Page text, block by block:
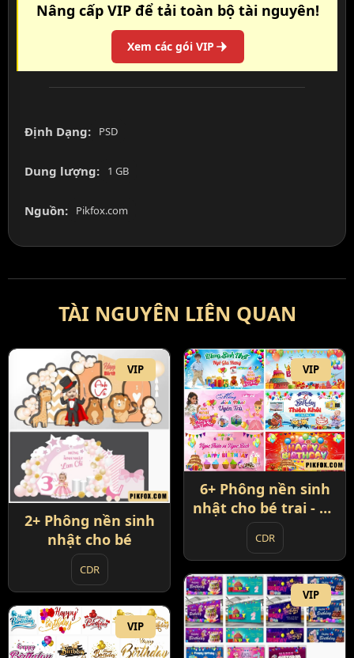
Nâng cấp VIP để tải toàn bộ tài nguyên!
Xem các gói VIP
Định Dạng: PSD
Dung lượng: 1 GB
Nguồn: Pikfox.com
TÀI NGUYÊN LIÊN QUAN
VIP
2+ Phông nền sinh
nhật cho bé
CDR
VIP
6+ Phông nền sinh
nhật cho bé trai - bé
gái
CDR
VIP
VIP